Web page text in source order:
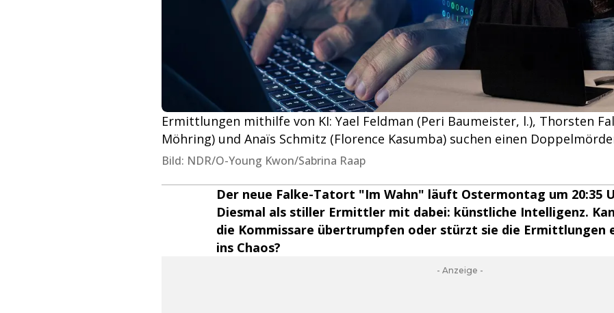
Ermittlungen mithilfe von KI: Yael Feldman (Peri Baumeister, l.), Thorsten
Möhring) und Anaïs Schmitz (Florence Kasumba) suchen einen
Bild: NDR/O-Young Kwon/Sabrina Raap
Der neue Falke-Tatort "Im Wahn" läuft Ostermontag um 20:35
Diesmal als stiller Ermittler mit dabei: künstliche Intelligenz.
die Kommissare übertrumpfen oder stürzt sie die Ermittlungen
ins Chaos?
- Anzeige -